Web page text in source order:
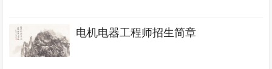
电机电器工程师招生简章